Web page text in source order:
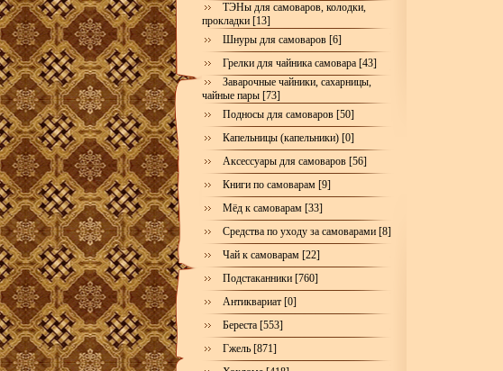
ТЭНы для самоваров, колодки,
прокладки [13]
Шнуры для самоваров [6]
Грелки для чайника самовара [43]
Заварочные чайники, сахарницы,
чайные пары [73]
Подносы для самоваров [50]
Капельницы (капельники) [0]
Аксессуары для самоваров [56]
Книги по самоварам [9]
Мёд к самоварам [33]
Средства по уходу за самоварами [8]
Чай к самоварам [22]
Подстаканники [760]
Антиквариат [0]
Береста [553]
Гжель [871]